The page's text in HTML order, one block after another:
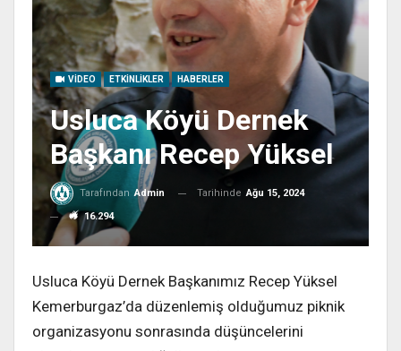
VIDEO ETKINLIKLER HABERLER
Usluca Köyü Dernek
Başkanı Recep Yüksel
Tarafından Admin Tarihinde Ağu 15, 2024
16.294
Usluca Köyü Dernek Başkanımız Recep Yüksel
Kemerburgaz’da düzenlemiş olduğumuz piknik
organizasyonu sonrasında düşüncelerini